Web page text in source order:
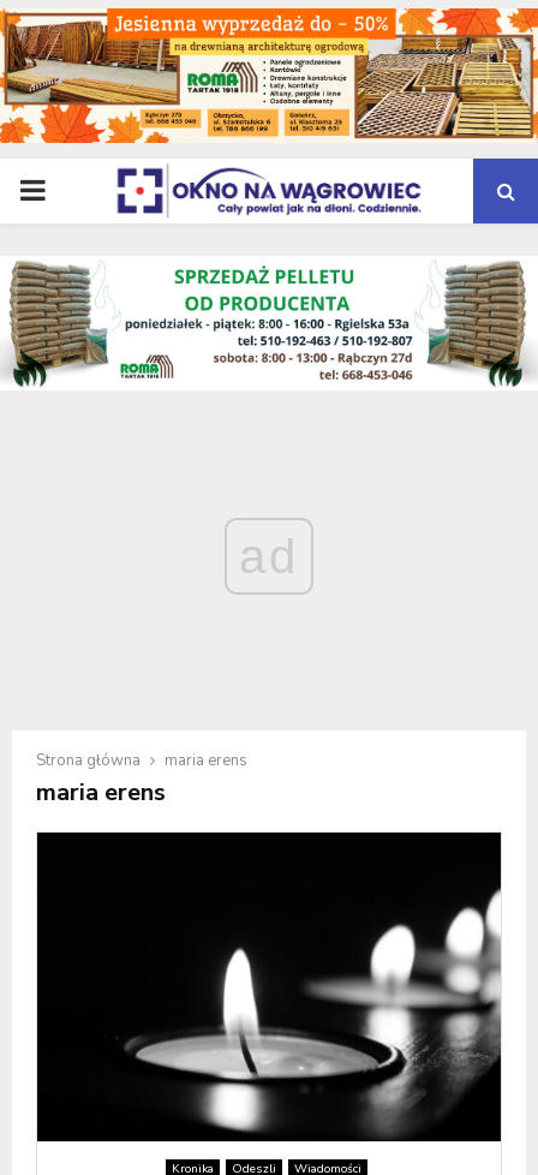
PRIMARY
MENU
ad
Strona główna maria erens
maria erens
Kronika Odeszli Wiadomości